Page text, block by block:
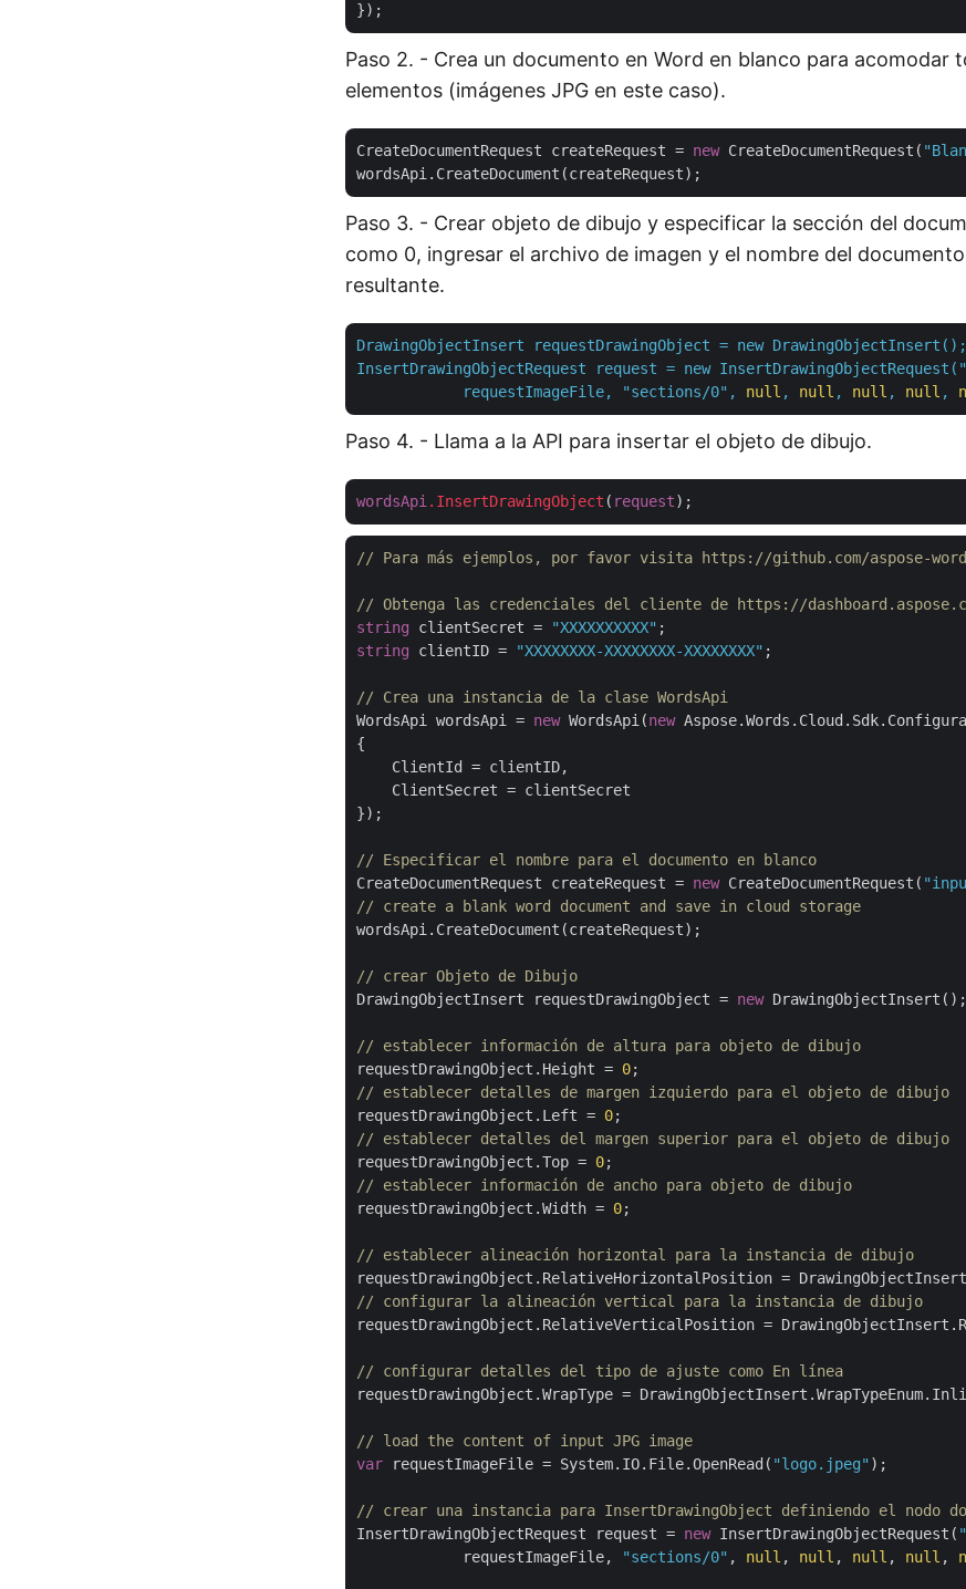
});
Paso 2. - Crea un documento en Word en blanco para acomodar
elementos (imágenes JPG en este caso).
CreateDocumentRequest createRequest = new CreateDocumentRequest(
Paso 3. - Crear objeto de dibujo y especificar la sección del
como 0, ingresar el archivo de imagen y el nombre del
resultante.
DrawingObjectInsert requestDrawingObject = new DrawingObjectInsert();
InsertDrawingObjectRequest
request = new
requestImageFile,
"sections/0" , null , null , null , null ,
Paso 4. - Llama a la API para insertar el objeto de dibujo.
wordsApi .InsertDrawingObject ( request
// Para más ejemplos, por favor visita https://github.com/aspose-
// Obtenga las credenciales del cliente de https://
string clientSecret = "XXXXXXXXXX"
string clientID = "XXXXXXXX-XXXXXXXX-XXXXXXXX" ;
// Crea una instancia de la clase WordsApi
WordsApi wordsApi = new WordsApi(new
{
    ClientId = clientID,
    ClientSecret = clientSecret
});
// Especificar el nombre para el documento en blanco
CreateDocumentRequest createRequest = new CreateDocumentRequest(
// create a blank word document and save in cloud storage
wordsApi.CreateDocument(createRequest);
// crear Objeto de Dibujo
DrawingObjectInsert requestDrawingObject = new DrawingObjectInsert();
// establecer información de altura para objeto de dibujo
requestDrawingObject.Height = 0
// establecer detalles de margen izquierdo para el objeto de dibujo
requestDrawingObject.Left = 0
// establecer detalles del margen superior para el objeto de dibujo
requestDrawingObject.Top = 0
// establecer información de ancho para objeto de dibujo
requestDrawingObject.Width = 0;
// establecer alineación horizontal para la instancia de dibujo
// configurar la alineación vertical para la instancia de dibujo
requestDrawingObject.RelativeVerticalPosition =
// configurar detalles del tipo de ajuste como En línea
requestDrawingObject.WrapType =
// load the content of input JPG image
var requestImageFile = System.IO.File.OpenRead( "logo.jpeg" );
// crear una instancia para InsertDrawingObject definiendo el nodo
InsertDrawingObjectRequest request = new InsertDrawingObjectRequest(
            requestImageFile,
"sections/0" , null , null , null , null ,